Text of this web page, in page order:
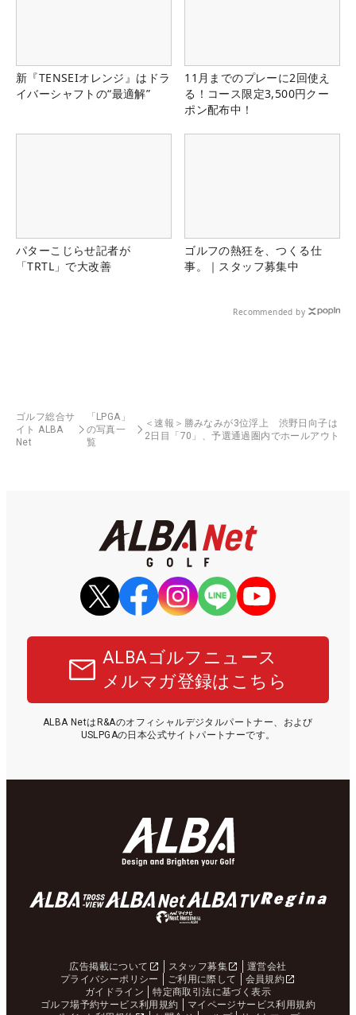
新『TENSEIオレンジ』はドラ
イバーシャフトの“最適解”
11月までのプレーに2回使え
る！コース限定3,500円クー
ポン配布中！
パターこじらせ記者が
「TRTL」で大改善
ゴルフの熱狂を、つくる仕
事。｜スタッフ募集中
Recommended by
ゴルフ総合サ
イト ALBA
Net
「LPGA」
の写真一
覧
＜速報＞勝みなみが3位浮上 渋野日向子は
2日目「70」、予選通過圏内でホールアウト
ALBAゴルフニュース
メルマガ登録はこちら
ALBA NetはR&Aのオフィシャルデジタルパートナー、および
USLPGAの日本公式サイトパートナーです。
広告掲載について スタッフ募集
運営会社
プライバシーポリシー
ご利用に際して
会員規約
ガイドライン
特定商取引法に基づく表示
ゴルフ場予約サービス利用規約
マイページサービス利用規約